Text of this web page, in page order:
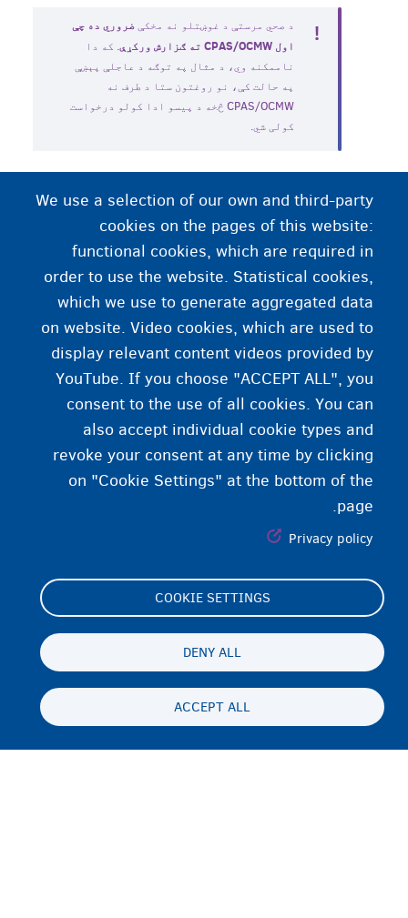
د صحي مرستې د غوښتلو نه مخکېضروري ده چې
اول CPAS/OCMW ته ګزارش ورکړې
. که دا
ناممکنه وي، د مثال په توګه د عاجلې پېښې
په حالت کې، نو روغتون ستا د طرف نه
CPAS/OCMW څخه د پیسو ادا کولو درخواست
کولی شي.
ایا ته عاجل کومک ته ضرورت
لرې، یا په خطر کې یې؟
نو عاجل لمبر 101 یا 112 ته
زنګ ووهه.
We use a selection of our own and third-party
cookies on the pages of this website:
functional cookies, which are required in
order to use the website. Statistical cookies,
which we use to generate aggregated data
on website. Video cookies, which are used to
display relevant content videos provided by
YouTube. If you choose "ACCEPT ALL", you
consent to the use of all cookies. You can
also accept individual cookie types and
revoke your consent at any time by clicking
on "Cookie Settings" at the bottom of the
page.
Privacy policy
COOKIE SETTINGS
DENY ALL
ACCEPT ALL
Footer
(menu)
Cookie Settings
محرمیت او سلب مسئولیت
PS
Persistent
menu